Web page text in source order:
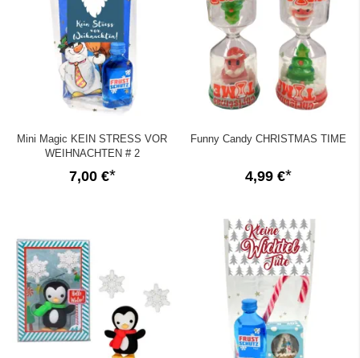
Mini Magic KEIN STRESS VOR
WEIHNACHTEN # 2
7,00 €
Funny Candy CHRISTMAS TIME
4,99 €